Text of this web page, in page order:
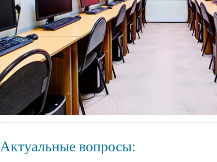
Актуальные вопросы: